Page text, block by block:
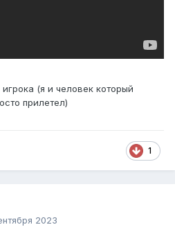
(я и человек который
прилетел)
1
2023